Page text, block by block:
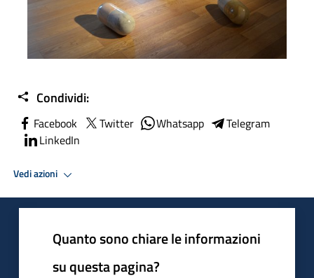
Condividi:
Facebook Twitter Whatsapp
Telegram
LinkedIn
Vedi azioni
Quanto sono chiare le informazioni
su questa pagina?